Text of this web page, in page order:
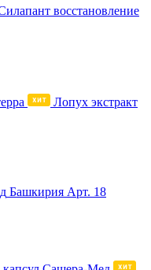
восстановление
Лопух экстракт
Башкирия Арт. 18